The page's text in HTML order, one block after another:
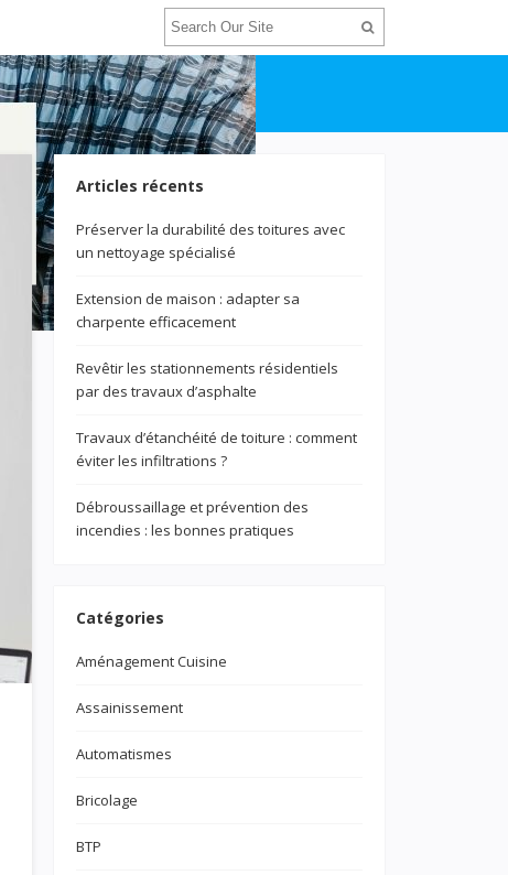
Articles récents
Préserver la durabilité des toitures avec
un nettoyage spécialisé
Extension de maison : adapter sa
charpente efficacement
Revêtir les stationnements résidentiels
par des travaux d’asphalte
Travaux d’étanchéité de toiture : comment
éviter les infiltrations ?
Débroussaillage et prévention des
incendies : les bonnes pratiques
Catégories
Aménagement Cuisine
Assainissement
Automatismes
Bricolage
BTP